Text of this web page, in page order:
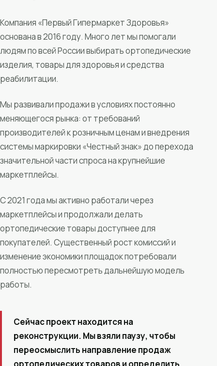
Компания «Первый Гипермаркет Здоровья»
основана в 2016 году. Много лет мы помогали
людям по всей России выбирать ортопедические
изделия, товары для здоровья и средства
реабилитации.
Мы развивали продажи в условиях постоянно
меняющегося рынка: от требований
производителей к розничным ценам и внедрения
системы маркировки «Честный знак» до перехода
значительной части спроса на крупнейшие
маркетплейсы.
С 2021 года мы активно работали через
маркетплейсы и продолжали делать
ортопедические товары доступнее для
покупателей. Существенный рост комиссий и
изменение экономики площадок потребовали
полностью пересмотреть дальнейшую модель
работы.
Сейчас проект находится на
реконструкции. Мы взяли паузу, чтобы
переосмыслить направление продаж